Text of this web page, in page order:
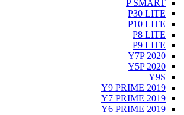
P SMART
P30 LITE
P10 LITE
P8 LITE
P9 LITE
Y7P 2020
Y5P 2020
Y9S
Y9 PRIME 2019
Y7 PRIME 2019
Y6 PRIME 2019